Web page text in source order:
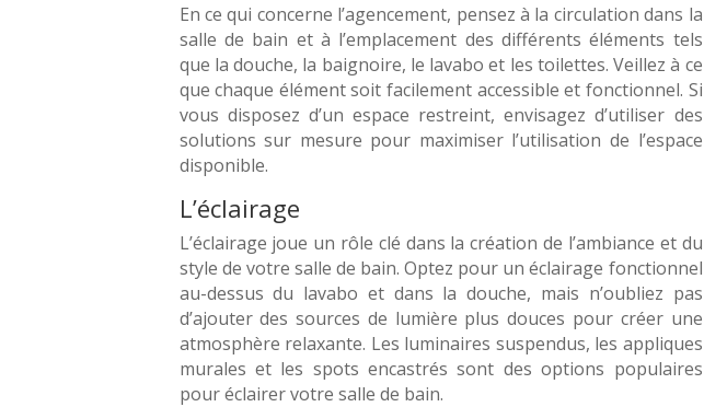
En ce qui concerne l’agencement, pensez à la circulation dans la
salle de bain et à l’emplacement des différents éléments tels
que la douche, la baignoire, le lavabo et les toilettes. Veillez à ce
que chaque élément soit facilement accessible et fonctionnel. Si
vous disposez d’un espace restreint, envisagez d’utiliser des
solutions sur mesure pour maximiser l’utilisation de l’espace
disponible.
L’éclairage
L’éclairage joue un rôle clé dans la création de l’ambiance et du
style de votre salle de bain. Optez pour un éclairage fonctionnel
au-dessus du lavabo et dans la douche, mais n’oubliez pas
d’ajouter des sources de lumière plus douces pour créer une
atmosphère relaxante. Les luminaires suspendus, les appliques
murales et les spots encastrés sont des options populaires
pour éclairer votre salle de bain.